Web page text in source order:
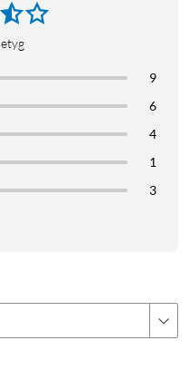
9
6
4
1
3